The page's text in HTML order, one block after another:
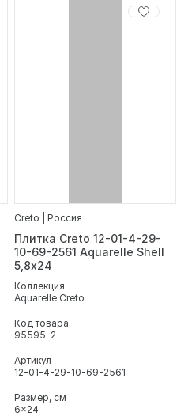
Creto | Россия
Плитка Creto 12-01-4-29-
10-69-2561 Aquarelle Shell
5,8х24
Коллекция
Aquarelle Creto
Код товара
95595-2
Артикул
12-01-4-29-10-69-2561
Размер, см
6x24